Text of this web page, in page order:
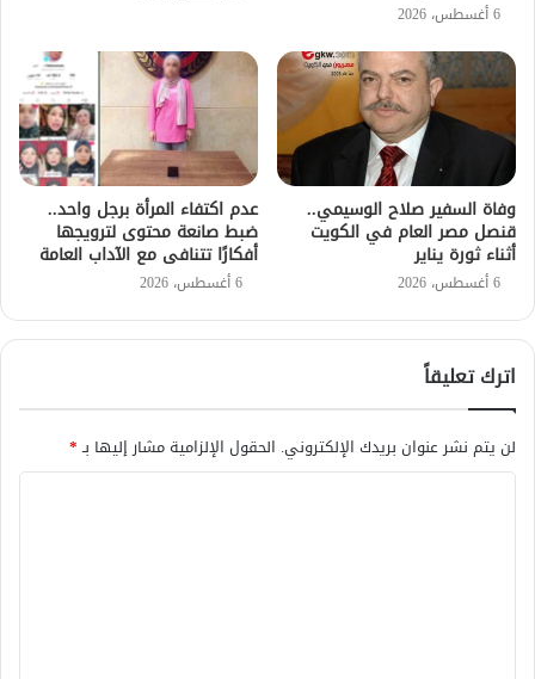
6 أغسطس، 2026
وفاة السفير صلاح الوسيمي..
قنصل مصر العام في الكويت
أثناء ثورة يناير
6 أغسطس، 2026
عدم اكتفاء المرأة برجل واحد..
ضبط صانعة محتوى لترويجها
أفكارًا تتنافى مع الآداب العامة
6 أغسطس، 2026
اترك تعليقاً
لن يتم نشر عنوان بريدك الإلكتروني. الحقول الإلزامية مشار إليها بـ*